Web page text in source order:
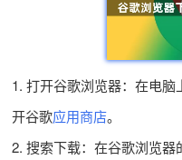
1. 打开谷歌浏览器：在电
开谷歌应用商店。
2. 搜索下载：在谷歌浏览